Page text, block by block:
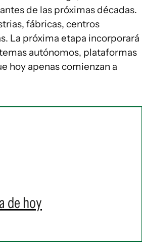
de las próximas décadas.
fábricas, centros
La próxima etapa incorporará
autónomos, plataformas
hoy apenas comienzan a
de hoy